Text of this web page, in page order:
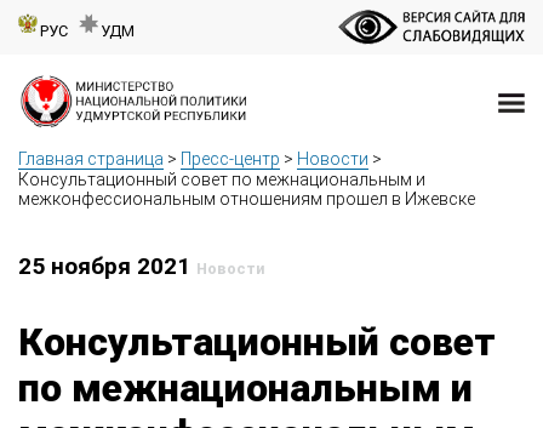
РУС УДМ
Главная страница > Пресс-центр > Новости >
Консультационный совет по межнациональным и
межконфессиональным отношениям прошел в Ижевске
25 ноября 2021 Новости
Консультационный совет
по межнациональным и